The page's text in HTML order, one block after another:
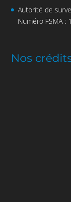
Autorité de
Numéro FSMA :
Nos